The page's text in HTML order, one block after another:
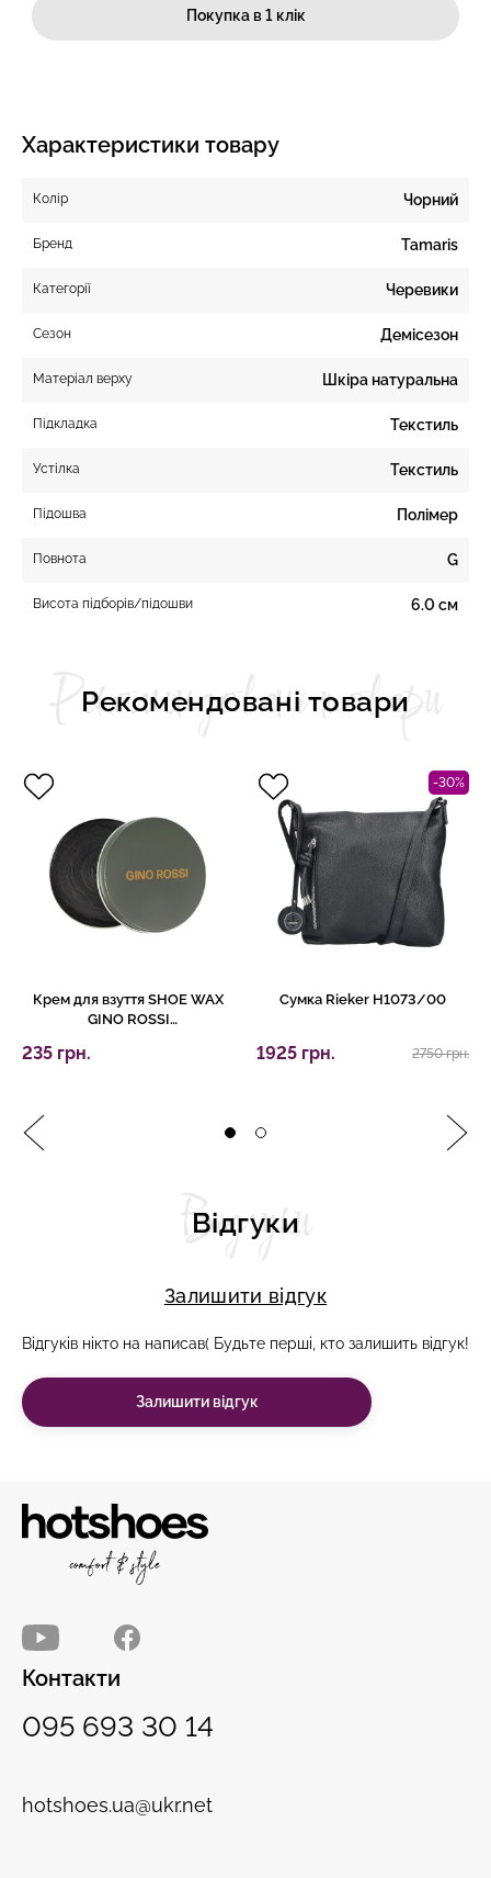
Покупка в 1 клік
Характеристики товару
Колір Чорний
Бренд Tamaris
Категорії Черевики
Сезон Демісезон
Матеріал верху Шкіра натуральна
Підкладка Текстиль
Устілка Текстиль
Підошва Полімер
Повнота G
Висота підборів/підошви 6.0 см
Рекомендовані товари
Рекомендовані товари
Крем для взуття SHOE WAX
GINO ROSSI
235 грн.
-30%
Сумка Rieker H1073/00
1925 грн. 2750 грн.
Відгуки
Відгуки
Залишити відгук
Відгуків нікто на написав( Будьте перші, кто залишить відгук!
Залишити відгук
Контакти
095 693 30 14
hotshoes.ua@ukr.net